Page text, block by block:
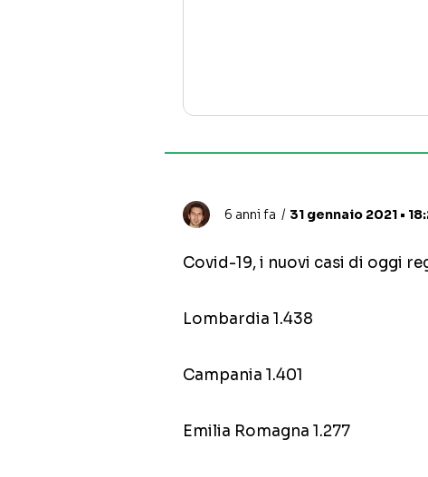
6 anni fa 31 gennaio 2021 •
Covid-19, i nuovi casi di oggi
Lombardia 1.438
Campania 1.401
Emilia Romagna 1.277